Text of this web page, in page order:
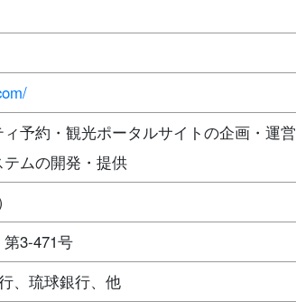
予約・観光ポータルサイトの企画・運営
ムの開発・提供
3-471号
、琉球銀行、他